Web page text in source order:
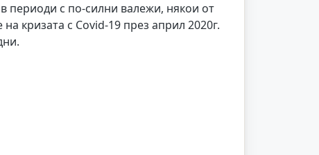
периоди с по-силни валежи, някои от
кризата с Covid-19 през април 2020г.